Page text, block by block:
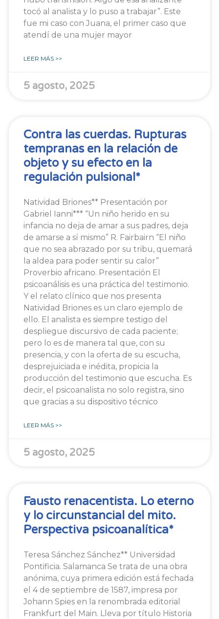
tocó al analista y lo puso a trabajar”. Este
fue mi caso con Juana, el primer caso que
atendí de una mujer mayor
LEER MÁS >>
5 agosto, 2025
Contra las cuerdas. Rupturas
tempranas en la relación de
objeto y su efecto en la
regulación pulsional*
Natividad Briones** Presentación por
Gabriel Ianni*** “Un niño herido en su
infancia no deja de amar a sus padres, deja
de amarse a sí mismo” R. Fairbairn “El niño
que no sea abrazado por su tribu, quemará
la aldea para poder sentir su calor”
Proverbio africano. Presentación El
psicoanálisis es una práctica del testimonio.
Y el relato clínico que nos presenta
Natividad Briones es un claro ejemplo de
ello. El analista es siempre testigo del
despliegue discursivo de cada paciente;
pero lo es de manera tal que, con su
presencia, y con la oferta de su escucha,
desprejuiciada e inédita, propicia la
producción del testimonio que escucha. Es
decir, el psicoanalista no solo registra, sino
que gracias a su dispositivo técnico
LEER MÁS >>
5 agosto, 2025
Fausto renacentista. Lo eterno
y lo circunstancial del mito.
Perspectiva psicoanalítica*
Teresa Sánchez Sánchez** Universidad
Pontificia. Salamanca Se trata de una obra
anónima, cuya primera edición está fechada
el 4 de septiembre de 1587, impresa por
Johann Spies en la renombrada editorial
Frankfurt del Main. Lleva por título Historia